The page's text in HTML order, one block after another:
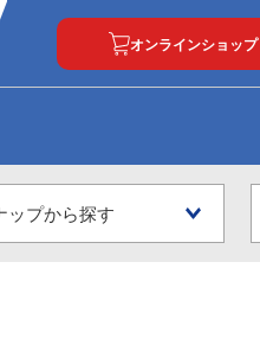
オンラインショップ